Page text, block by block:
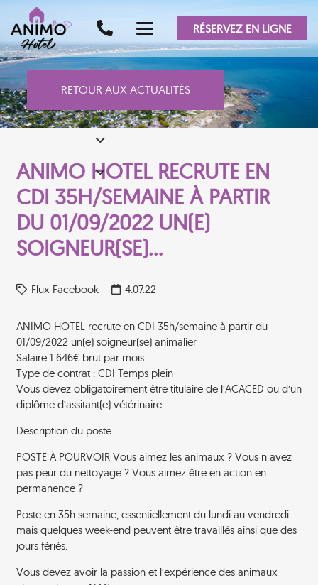
RÉSERVEZ EN LIGNE
RETOUR AUX ACTUALITÉS
ANIMO HOTEL RECRUTE EN
CDI 35H/SEMAINE À PARTIR
DU 01/09/2022 UN(E)
SOIGNEUR(SE)…
Flux Facebook 4.07.22
ANIMO HOTEL recrute en CDI 35h/semaine à partir du
01/09/2022 un(e) soigneur(se) animalier
Salaire 1 646€ brut par mois
Type de contrat : CDI Temps plein
Vous devez obligatoirement être titulaire de l’ACACED ou d’un
diplôme d’assitant(e) vétérinaire.
Description du poste :
POSTE À POURVOIR Vous aimez les animaux ? Vous n avez
pas peur du nettoyage ? Vous aimez être en action en
permanence ?
Poste en 35h semaine, essentiellement du lundi au vendredi
mais quelques week-end peuvent être travaillés ainsi que des
jours fériés.
Vous devez avoir la passion et l’expérience des animaux